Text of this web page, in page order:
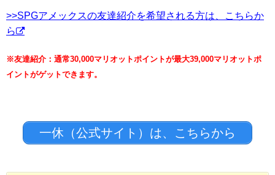
>>SPGアメックスの友達紹介を希望される方は、こちらか
ら
※友達紹介：通常30,000マリオットポイントが最大39,000マリオットポ
イントがゲットできます。
一休（公式サイト）は、こちらから